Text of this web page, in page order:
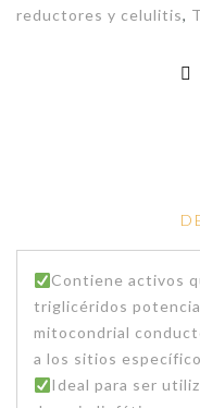
reductores y celulitis,
Contiene activos
triglicéridos
mitocondrial
a los sitios
Ideal para ser